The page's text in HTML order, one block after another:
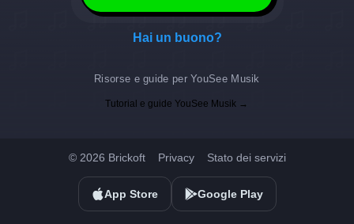
Hai un buono?
Risorse e guide per YouSee Musik
Tutorial e guide YouSee Musik →
© 2026 Brickoft Privacy Stato dei servizi
App Store Google Play